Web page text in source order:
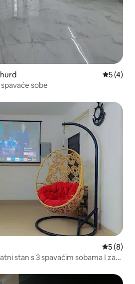
5 (4)
sobe
5 (8)
stan s 3 spavaćim sobama I za